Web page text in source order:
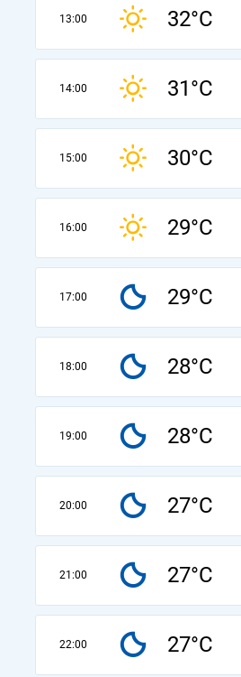
13:00 32°C
14:00 31°C
15:00 30°C
16:00 29°C
17:00 29°C
18:00 28°C
19:00 28°C
20:00 27°C
21:00 27°C
22:00 27°C